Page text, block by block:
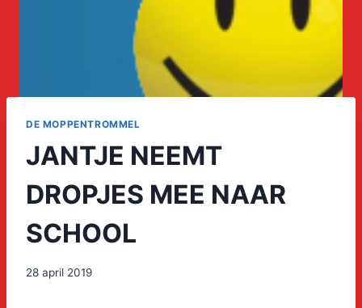
DE MOPPENTROMMEL
JANTJE NEEMT
DROPJES MEE NAAR
SCHOOL
28 april 2019